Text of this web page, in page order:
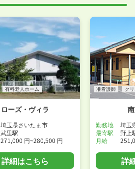
有料老人ホーム
ローズ・ヴィラ
埼玉県さいたま市
武里駅
271,000 円~280,500 円
詳細はこちら
准看護師 ク
勤務地
埼玉
最寄駅
野上
月給
詳